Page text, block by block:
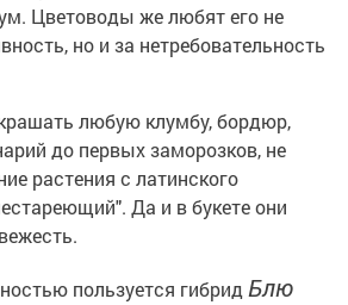
Цветоводы же любят его не
но и за нетребовательность
любую клумбу, бордюр,
до первых заморозков, не
растения с латинского
Да и в букете они
пользуется гибридБлю